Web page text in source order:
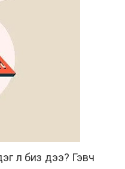
л биз дээ? Гэвч